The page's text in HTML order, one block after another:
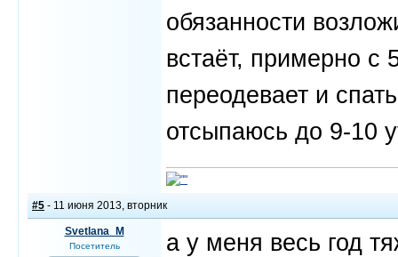
обязанности
встаёт, примерно с
переодевает и
отсыпаюсь до 9-10
#5 - 11 июня 2013, вторник
Svetlana_M
Посетитель
а у меня весь год